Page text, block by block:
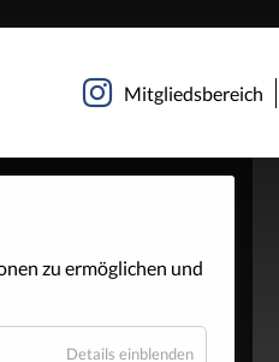
Navigation
Mitgliedsbereich
zu ermöglichen und
Details einblenden